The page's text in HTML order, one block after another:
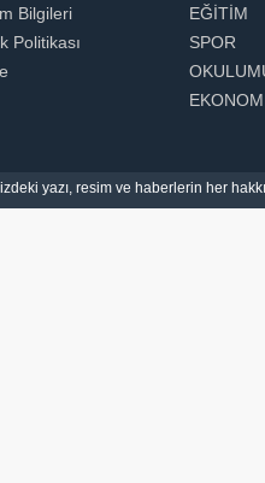
Bilgileri
Politikası
EĞİTİM
SPOR
yazı, resim ve haberlerin her